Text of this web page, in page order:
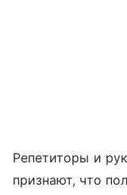
Репетиторы и
признают, что